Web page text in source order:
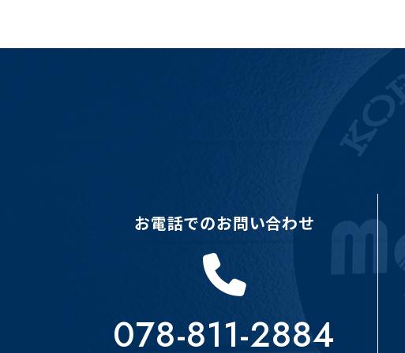
お電話でのお問い合わせ
078-811-2884